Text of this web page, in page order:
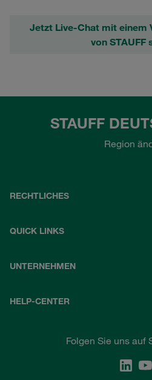
Jetzt Live-Chat mit einem
von STAUFF
STAUFF
Region
RECHTLICHES
QUICK LINKS
UNTERNEHMEN
HELP-CENTER
Folgen Sie uns auf